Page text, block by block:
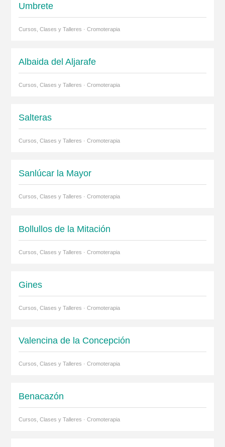
Umbrete
Cursos, Clases y Talleres · Cromoterapia
Albaida del Aljarafe
Cursos, Clases y Talleres · Cromoterapia
Salteras
Cursos, Clases y Talleres · Cromoterapia
Sanlúcar la Mayor
Cursos, Clases y Talleres · Cromoterapia
Bollullos de la Mitación
Cursos, Clases y Talleres · Cromoterapia
Gines
Cursos, Clases y Talleres · Cromoterapia
Valencina de la Concepción
Cursos, Clases y Talleres · Cromoterapia
Benacazón
Cursos, Clases y Talleres · Cromoterapia